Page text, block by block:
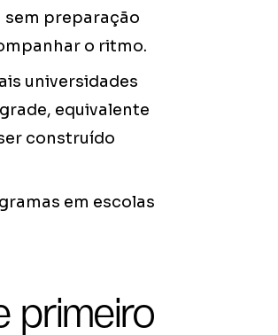
sem preparação
o ritmo.
universidades
equivalente
construído
em escolas
primeiro